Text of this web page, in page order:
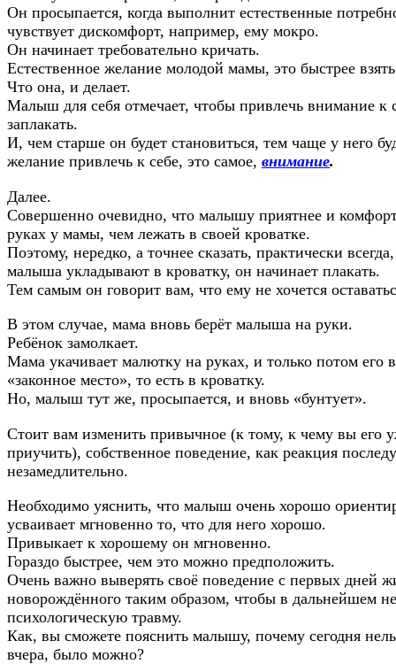
Он просыпается, когда выполнит естественные
чувствует дискомфорт, например, ему мокро.
Он начинает требовательно кричать.
Естественное желание молодой мамы, это быстрее
Что она, и делает.
Малыш для себя отмечает, чтобы привлечь внимание к
заплакать.
И, чем старше он будет становиться, тем чаще у него
желание привлечь к себе, это самое, внимание.
Далее.
Совершенно очевидно, что малышу приятнее и
руках у мамы, чем лежать в своей кроватке.
Поэтому, нередко, а точнее сказать, практически
малыша укладывают в кроватку, он начинает плакать.
Тем самым он говорит вам, что ему не хочется
В этом случае, мама вновь берёт малыша на руки.
Ребёнок замолкает.
Мама укачивает малютку на руках, и только потом его
«законное место», то есть в кроватку.
Но, малыш тут же, просыпается, и вновь «бунтует».
Стоит вам изменить привычное (к тому, к чему вы его
приучить), собственное поведение, как реакция
незамедлительно.
Необходимо уяснить, что малыш очень хорошо
усваивает мгновенно то, что для него хорошо.
Привыкает к хорошему он мгновенно.
Гораздо быстрее, чем это можно предположить.
Очень важно выверять своё поведение с первых дней
новорождённого таким образом, чтобы в дальнейшем
психологическую травму.
Как, вы сможете пояснить малышу, почему сегодня
вчера, было можно?